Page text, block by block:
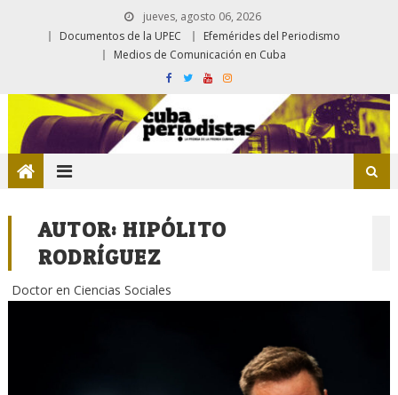
jueves, agosto 06, 2026
Documentos de la UPEC
Efemérides del Periodismo
Medios de Comunicación en Cuba
AUTOR:HIPÓLITO
RODRÍGUEZ
Doctor en Ciencias Sociales